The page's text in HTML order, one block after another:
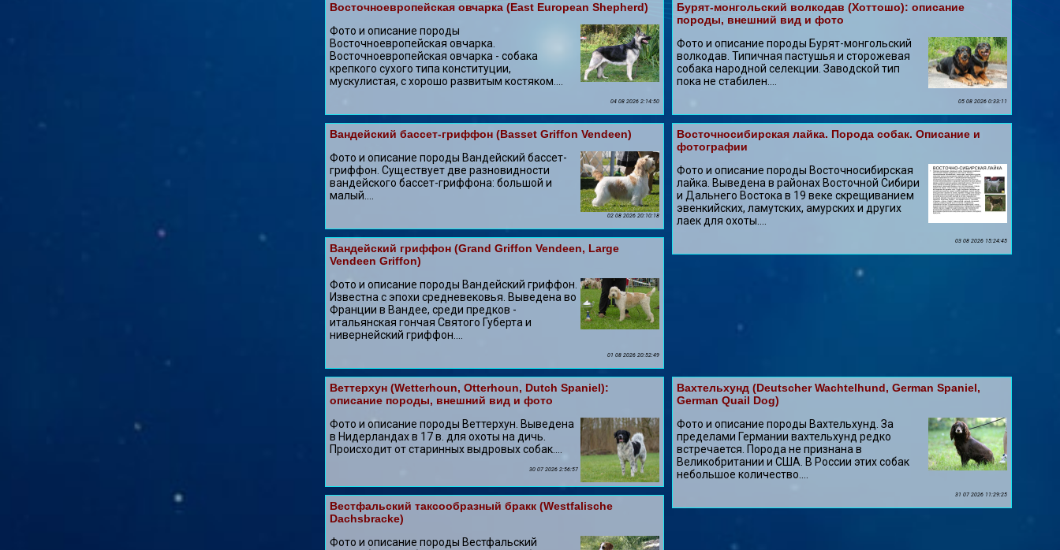
Бурят-монгольский волкодав (Хоттошо): описание
породы, внешний вид и фото
Фото и описание породы Бурят-монгольский
волкодав. Типичная пастушья и сторожевая
собака народной селекции. Заводской тип
пока не стабилен....
05 08 2026 0:33:11
Восточноевропейская овчарка (East European Shepherd)
Фото и описание породы
Восточноевропейская овчарка.
Восточноевропейская овчарка - собака
крепкого сухого типа конституции,
мускулистая, с хорошо развитым костяком....
04 08 2026 2:14:50
Восточносибирская лайка. Порода собак. Описание и
фотографии
Фото и описание породы Восточносибирская
лайка. Выведена в районах Восточной Сибири
и Дальнего Востока в 19 веке скрещиванием
эвенкийских, ламутских, амурских и других
лаек для охоты....
03 08 2026 15:24:45
Вандейский бассет-гриффон (Basset Griffon Vendeen)
Фото и описание породы Вандейский бассет-
гриффон. Существует две разновидности
вандейского бассет-гриффона: большой и
малый....
02 08 2026 20:10:18
Вандейский гриффон (Grand Griffon Vendeen, Large
Vendeen Griffon)
Фото и описание породы Вандейский гриффон.
Известна с эпохи средневековья. Выведена во
Франции в Вандее, среди предков -
итальянская гончая Святого Губерта и
нивернейский гриффон....
01 08 2026 20:52:49
Вахтельхунд (Deutscher Wachtelhund, German Spaniel,
German Quail Dog)
Фото и описание породы Вахтельхунд. За
пределами Германии вахтельхунд редко
встречается. Порода не признана в
Великобритании и США. В России этих собак
небольшое количество....
31 07 2026 11:29:25
Веттерхун (Wetterhoun, Otterhoun, Dutch Spaniel):
описание породы, внешний вид и фото
Фото и описание породы Веттерхун. Выведена
в Нидерландах в 17 в. для охоты на дичь.
Происходит от старинных выдровых собак....
30 07 2026 2:56:57
Вестфальский таксообразный бpaкк (Westfalische
Dachsbracke)
Фото и описание породы Вестфальский